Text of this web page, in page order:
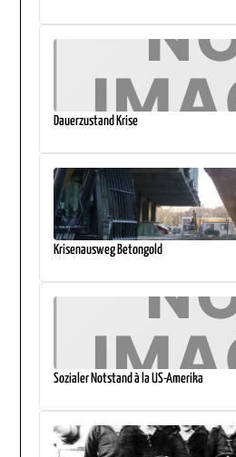
Dauerzustand Krise
Krisenausweg Betongold
Sozialer Notstand à la US-Amerika